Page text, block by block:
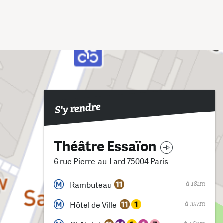
S'y rendre
Théâtre Essaïon
6 rue Pierre-au-Lard 75004 Paris
Rambuteau à 181m
Hôtel de Ville à 357m